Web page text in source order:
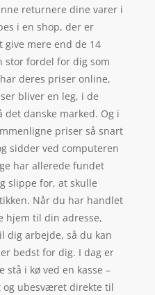
returnere dine varer i
i en shop, der er
mere end de 14
stor fordel for dig som
deres priser online,
bliver en leg, i de
det danske marked. Og i
priser så snart
sidder ved computeren
har allerede fundet
slippe for, at skulle
Når du har handlet
hjem til din adresse,
dig arbejde, så du kan
bedst for dig. I dag er
i kø ved en kasse –
og ubesværet direkte til